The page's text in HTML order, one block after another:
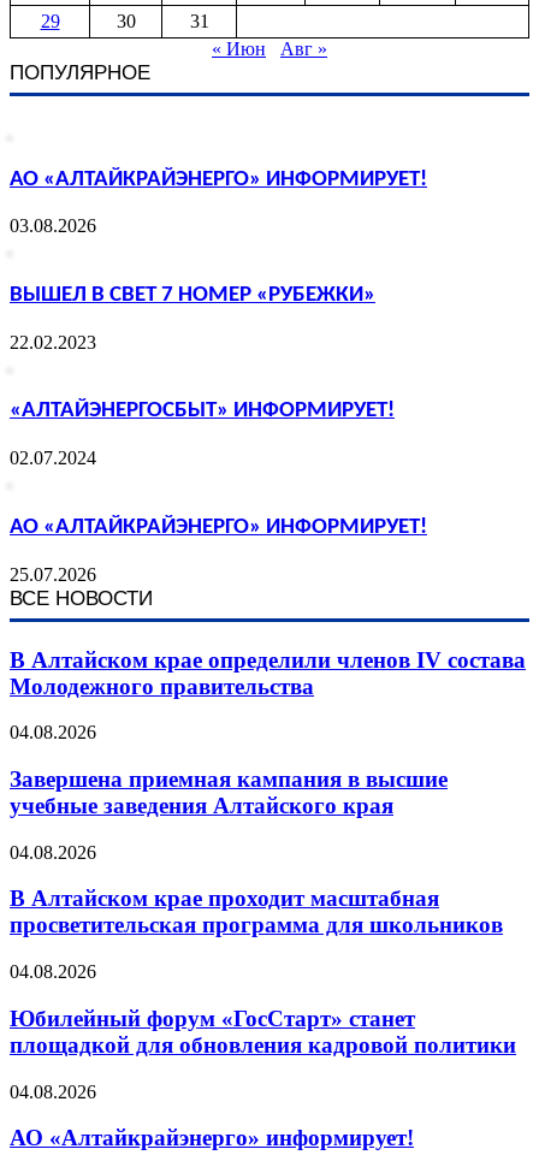
29
30
31
« Июн
Авг »
ПОПУЛЯРНОЕ
АО «АЛТАЙКРАЙЭНЕРГО» ИНФОРМИРУЕТ!
03.08.2026
ВЫШЕЛ В СВЕТ 7 НОМЕР «РУБЕЖКИ»
22.02.2023
«АЛТАЙЭНЕРГОСБЫТ» ИНФОРМИРУЕТ!
02.07.2024
АО «АЛТАЙКРАЙЭНЕРГО» ИНФОРМИРУЕТ!
25.07.2026
ВСЕ НОВОСТИ
В Алтайском крае определили членов IV состава
Молодежного правительства
04.08.2026
Завершена приемная кампания в высшие
учебные заведения Алтайского края
04.08.2026
В Алтайском крае проходит масштабная
просветительская программа для школьников
04.08.2026
Юбилейный форум «ГосСтарт» станет
площадкой для обновления кадровой политики
04.08.2026
АО «Алтайкрайэнерго» информирует!